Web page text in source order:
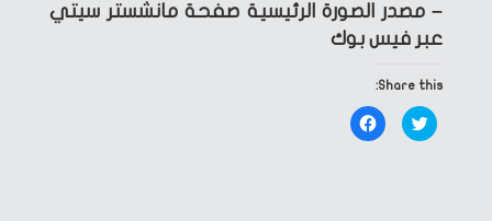
– مصدر الصورة الرئيسية صفحة مانشستر سيتي
عبر فيس بوك
Share this:
Click
to
share
Click
to